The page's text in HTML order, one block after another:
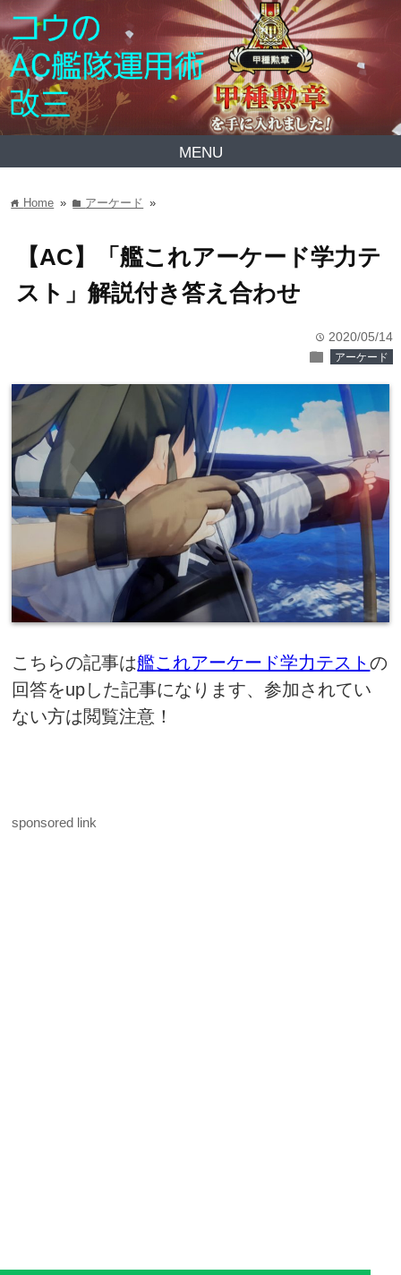
MENU
home Home » folder アーケード »
【AC】「艦これアーケード学力テ
スト」解説付き答え合わせ
time 2020/05/14
folder アーケード
こちらの記事は艦これアーケード学力テストの
回答をupした記事になります、参加されてい
ない方は閲覧注意！
sponsored link